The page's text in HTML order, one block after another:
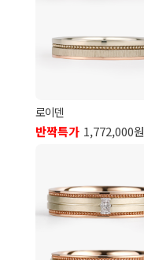
로이덴
반짝특가 1,772,000원